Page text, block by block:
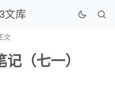
文库
文
（七一）